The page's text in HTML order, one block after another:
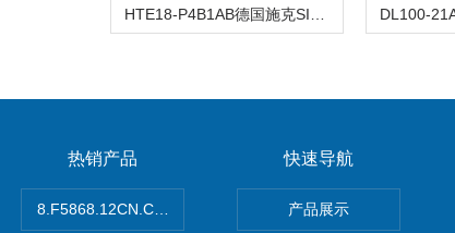
热销产品
8.F5868.12CN.C122德国Kubler库伯勒编码器
快速导航
产品展示